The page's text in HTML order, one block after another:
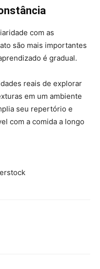
com as
são mais importantes
é gradual.
reais de explorar
em um ambiente
seu repertório e
com a comida a longo